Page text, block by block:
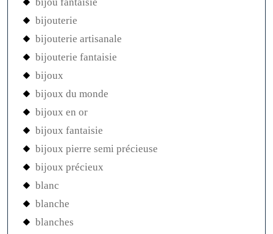
bijou fantaisie
bijouterie
bijouterie artisanale
bijouterie fantaisie
bijoux
bijoux du monde
bijoux en or
bijoux fantaisie
bijoux pierre semi précieuse
bijoux précieux
blanc
blanche
blanches